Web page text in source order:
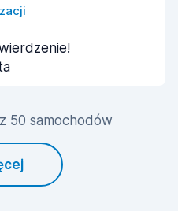
50 samochodów